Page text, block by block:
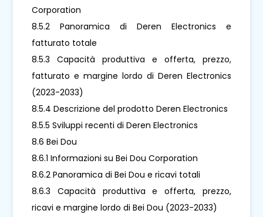
Corporation
8.5.2 Panoramica di Deren Electronics e
fatturato totale
8.5.3 Capacità produttiva e offerta, prezzo,
fatturato e margine lordo di Deren Electronics
(2023-2033)
8.5.4 Descrizione del prodotto Deren Electronics
8.5.5 Sviluppi recenti di Deren Electronics
8.6 Bei Dou
8.6.1 Informazioni su Bei Dou Corporation
8.6.2 Panoramica di Bei Dou e ricavi totali
8.6.3 Capacità produttiva e offerta, prezzo,
ricavi e margine lordo di Bei Dou (2023-2033)